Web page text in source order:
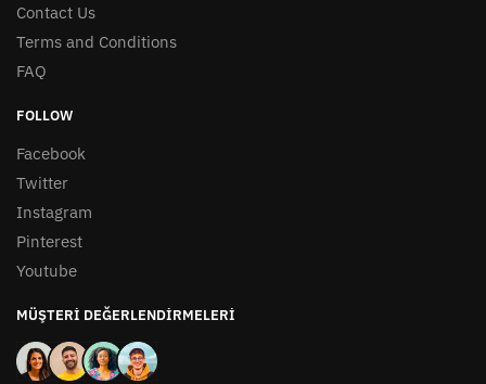
Contact Us
Terms and Conditions
FAQ
FOLLOW
Facebook
Twitter
Instagram
Pinterest
Youtube
MÜŞTERI DEĞERLENDIRMELERI